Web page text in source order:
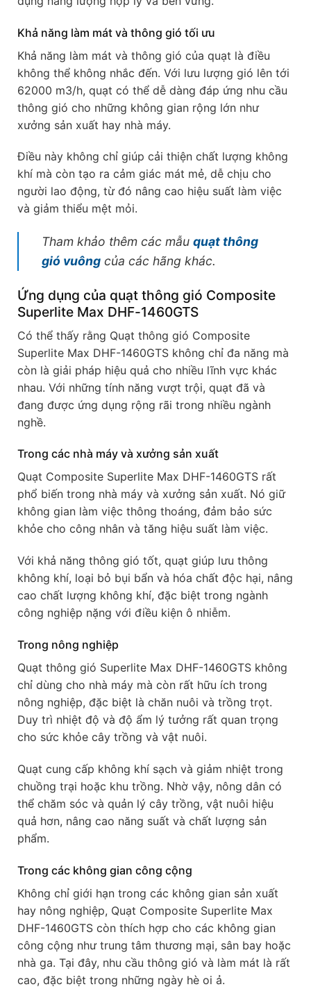
Khả năng làm mát và thông gió tối ưu
Khả năng làm mát và thông gió của quạt là điều
không thể không nhắc đến. Với lưu lượng gió lên tới
62000 m3/h, quạt có thể dễ dàng đáp ứng nhu cầu
thông gió cho những không gian rộng lớn như
xưởng sản xuất hay nhà máy.
Điều này không chỉ giúp cải thiện chất lượng không
khí mà còn tạo ra cảm giác mát mẻ, dễ chịu cho
người lao động, từ đó nâng cao hiệu suất làm việc
và giảm thiểu mệt mỏi.
Tham khảo thêm các mẫu quạt thông
gió vuông của các hãng khác.
Ứng dụng của quạt thông gió Composite
Superlite Max DHF-1460GTS
Có thể thấy rằng Quạt thông gió Composite
Superlite Max DHF-1460GTS không chỉ đa năng mà
còn là giải pháp hiệu quả cho nhiều lĩnh vực khác
nhau. Với những tính năng vượt trội, quạt đã và
đang được ứng dụng rộng rãi trong nhiều ngành
nghề.
Trong các nhà máy và xưởng sản xuất
Quạt Composite Superlite Max DHF-1460GTS rất
phổ biến trong nhà máy và xưởng sản xuất. Nó giữ
không gian làm việc thông thoáng, đảm bảo sức
khỏe cho công nhân và tăng hiệu suất làm việc.
Với khả năng thông gió tốt, quạt giúp lưu thông
không khí, loại bỏ bụi bẩn và hóa chất độc hại, nâng
cao chất lượng không khí, đặc biệt trong ngành
công nghiệp nặng với điều kiện ô nhiễm.
Trong nông nghiệp
Quạt thông gió Superlite Max DHF-1460GTS không
chỉ dùng cho nhà máy mà còn rất hữu ích trong
nông nghiệp, đặc biệt là chăn nuôi và trồng trọt.
Duy trì nhiệt độ và độ ẩm lý tưởng rất quan trọng
cho sức khỏe cây trồng và vật nuôi.
Quạt cung cấp không khí sạch và giảm nhiệt trong
chuồng trại hoặc khu trồng. Nhờ vậy, nông dân có
thể chăm sóc và quản lý cây trồng, vật nuôi hiệu
quả hơn, nâng cao năng suất và chất lượng sản
phẩm.
Trong các không gian công cộng
Không chỉ giới hạn trong các không gian sản xuất
hay nông nghiệp, Quạt Composite Superlite Max
DHF-1460GTS còn thích hợp cho các không gian
công cộng như trung tâm thương mại, sân bay hoặc
nhà ga. Tại đây, nhu cầu thông gió và làm mát là rất
cao, đặc biệt trong những ngày hè oi ả.